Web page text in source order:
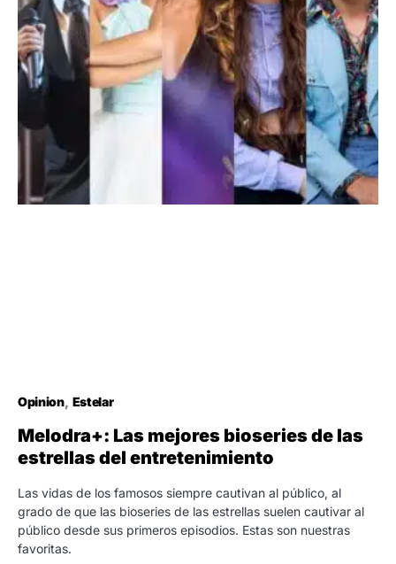
Opinion Estelar
Melodra+: Las mejores bioseries de las
estrellas del entretenimiento
Las vidas de los famosos siempre cautivan al público, al
grado de que las bioseries de las estrellas suelen cautivar al
público desde sus primeros episodios. Estas son nuestras
favoritas.